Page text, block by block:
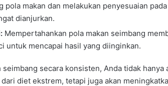
pola makan dan melakukan penyesuaian
dianjurkan.
Mempertahankan pola makan seimbang
untuk mencapai hasil yang diinginkan.
secara konsisten, Anda tidak hanya
diet ekstrem, tetapi juga akan